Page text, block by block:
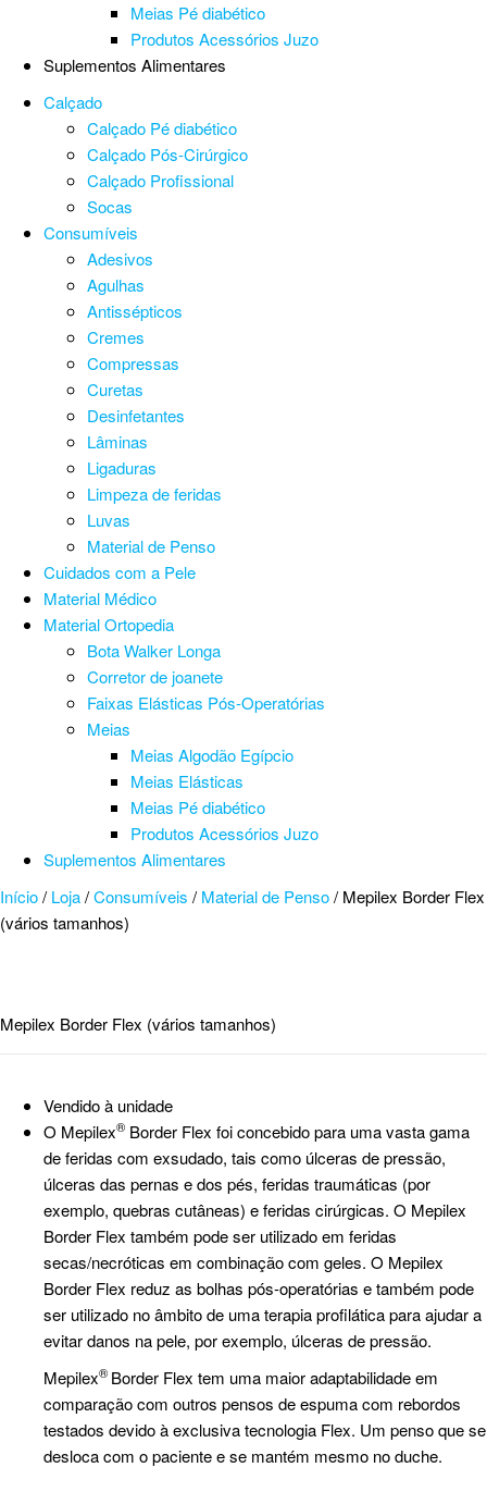
Meias Pé diabético
Produtos Acessórios Juzo
Suplementos Alimentares
Calçado
Calçado Pé diabético
Calçado Pós-Cirúrgico
Calçado Profissional
Socas
Consumíveis
Adesivos
Agulhas
Antissépticos
Cremes
Compressas
Curetas
Desinfetantes
Lâminas
Ligaduras
Limpeza de feridas
Luvas
Material de Penso
Cuidados com a Pele
Material Médico
Material Ortopedia
Bota Walker Longa
Corretor de joanete
Faixas Elásticas Pós-Operatórias
Meias
Meias Algodão Egípcio
Meias Elásticas
Meias Pé diabético
Produtos Acessórios Juzo
Suplementos Alimentares
Início/Loja/Consumíveis /Material de Penso/ Mepilex Border Flex
(vários tamanhos)
Mepilex Border Flex (vários tamanhos)
Vendido à unidade
O Mepilex® Border Flex foi concebido para uma vasta gama
de feridas com exsudado, tais como úlceras de pressão,
úlceras das pernas e dos pés, feridas traumáticas (por
exemplo, quebras cutâneas) e feridas cirúrgicas. O Mepilex
Border Flex também pode ser utilizado em feridas
secas/necróticas em combinação com geles. O Mepilex
Border Flex reduz as bolhas pós-operatórias e também pode
ser utilizado no âmbito de uma terapia profilática para ajudar a
evitar danos na pele, por exemplo, úlceras de pressão.
Mepilex® Border Flex tem uma maior adaptabilidade em
comparação com outros pensos de espuma com rebordos
testados devido à exclusiva tecnologia Flex. Um penso que se
desloca com o paciente e se mantém mesmo no duche.